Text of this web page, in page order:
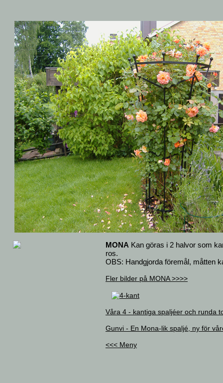
MONA Kan göras i 2 halvor som
ros.
OBS: Handgjorda föremål, måtten
Fler bilder på MONA >>>>
Våra 4 - kantiga spaljéer och runda
Gunvi - En Mona-lik spaljé, ny för
<<< Meny